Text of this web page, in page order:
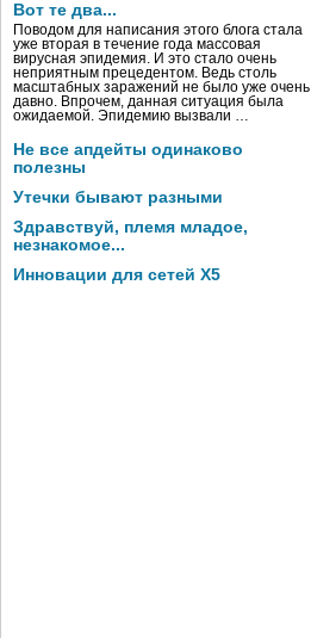
Вот те два...
Поводом для написания этого блога стала
уже вторая в течение года массовая
вирусная эпидемия. И это стало очень
неприятным прецедентом. Ведь столь
масштабных заражений не было уже очень
давно. Впрочем, данная ситуация была
ожидаемой. Эпидемию вызвали …
Не все апдейты одинаково
полезны
Утечки бывают разными
Здравствуй, племя младое,
незнакомое...
Инновации для сетей X5